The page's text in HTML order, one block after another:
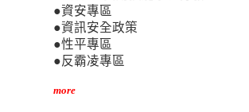
●資安專區
●資訊安全政策
●性平專區
●反霸凌專區
more